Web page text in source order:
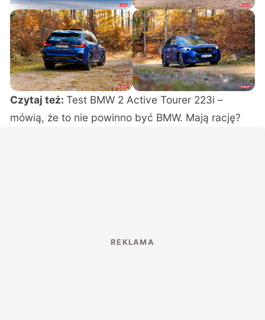
Czytaj też:Test BMW 2 Active Tourer 223i –
mówią, że to nie powinno być BMW. Mają rację?